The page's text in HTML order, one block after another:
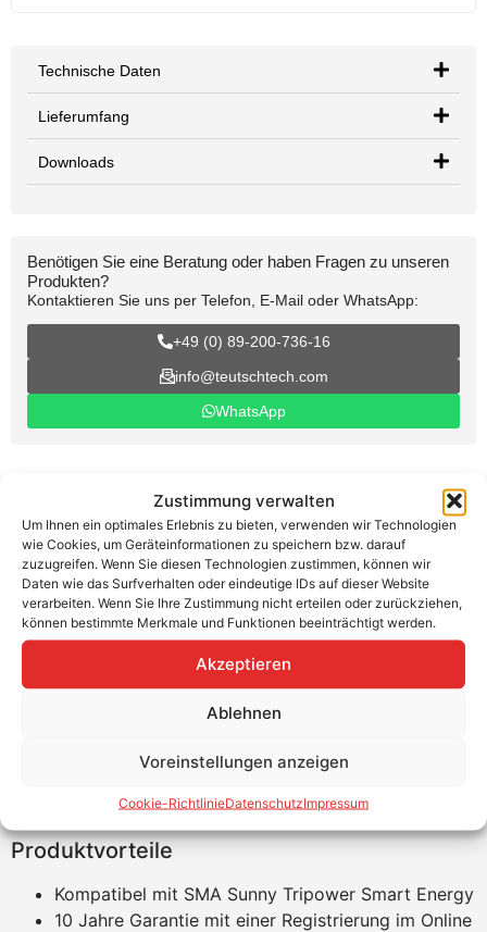
Zustimmung verwalten
Um Ihnen ein optimales Erlebnis zu bieten, verwenden wir Technologien
wie Cookies, um Geräteinformationen zu speichern bzw. darauf
zuzugreifen. Wenn Sie diesen Technologien zustimmen, können wir
Daten wie das Surfverhalten oder eindeutige IDs auf dieser Website
verarbeiten. Wenn Sie Ihre Zustimmung nicht erteilen oder zurückziehen,
können bestimmte Merkmale und Funktionen beeinträchtigt werden.
Akzeptieren
Ablehnen
Voreinstellungen anzeigen
Cookie-RichtlinieDatenschutzImpressum
Technische Daten
Lieferumfang
Downloads
Benötigen Sie eine Beratung oder haben Fragen zu unseren
Produkten?
Kontaktieren Sie uns per Telefon, E-Mail oder WhatsApp:
+49 (0) 89-200-736-16
info@teutschtech.com
WhatsApp
SMA Home Storage 16.4
Vom 01.03.2024 – 30.06.2025 erhältst du für die
Installation dieses Geräts einen Cashback-Betrag direkt
von SMA. Alle weiteren Informationen findest du hier.
Mit dem SMA Home Storage vervollständig SMA nun ihr
Portfolio mit einem eigenen Heimspeicher. Dieser ist pro
Batteriemodul mit einem eigenen BMS ausgestattet. Das
Kapazitätserweiterung bis zu 2 Jahre nach der
und an der Wand montiert werden.
Produktvorteile
Kompatibel mit SMA Sunny Tripower Smart Energy
10 Jahre Garantie mit einer Registrierung im Online